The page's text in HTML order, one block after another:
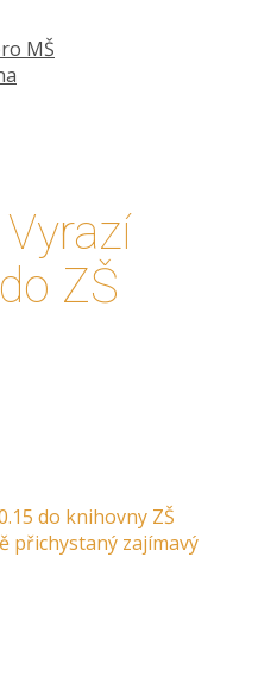
MŠ
ZŠ
do knihovny ZŠ
přichystaný zajímavý